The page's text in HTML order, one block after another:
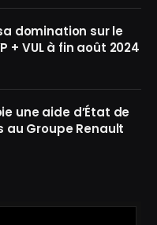
domination sur le
+ VUL à fin août 2024
une aide d’État de
au Groupe Renault